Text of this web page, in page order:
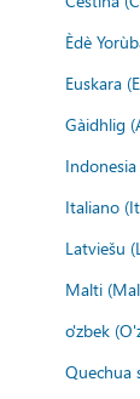
Èdè
Euskara
Gàidhlig
Italiano
Latviešu
Malti
o'zbek
Quechua